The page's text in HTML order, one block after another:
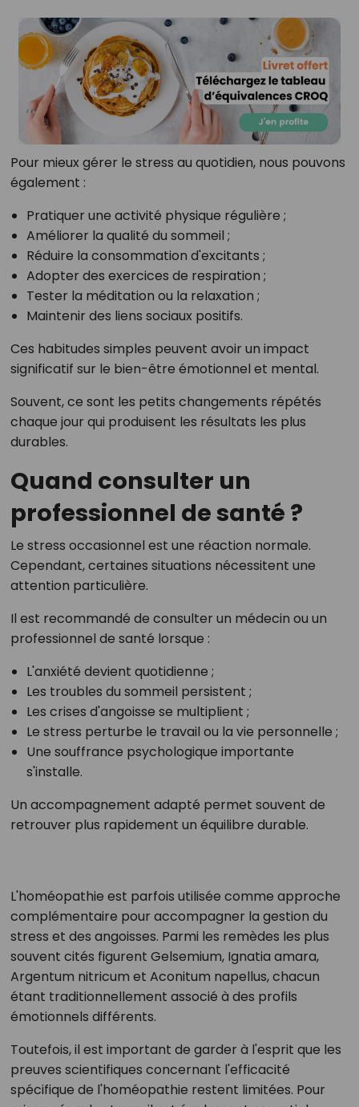
Pour mieux gérer le stress au quotidien, nous pouvons
également :
Pratiquer une activité physique régulière ;
Améliorer la qualité du sommeil ;
Réduire la consommation d'excitants ;
Adopter des exercices de respiration ;
Tester la méditation ou la relaxation ;
Maintenir des liens sociaux positifs.
Ces habitudes simples peuvent avoir un impact
significatif sur le bien-être émotionnel et mental.
Souvent, ce sont les petits changements répétés
chaque jour qui produisent les résultats les plus
durables.
Quand consulter un
professionnel de santé ?
Le stress occasionnel est une réaction normale.
Cependant, certaines situations nécessitent une
attention particulière.
Il est recommandé de consulter un médecin ou un
professionnel de santé lorsque :
L'anxiété devient quotidienne ;
Les troubles du sommeil persistent ;
Les crises d'angoisse se multiplient ;
Le stress perturbe le travail ou la vie personnelle ;
Une souffrance psychologique importante
s'installe.
Un accompagnement adapté permet souvent de
retrouver plus rapidement un équilibre durable.
L'homéopathie est parfois utilisée comme approche
complémentaire pour accompagner la gestion du
stress et des angoisses. Parmi les remèdes les plus
souvent cités figurent Gelsemium, Ignatia amara,
Argentum nitricum et Aconitum napellus, chacun
étant traditionnellement associé à des profils
émotionnels différents.
Toutefois, il est important de garder à l'esprit que les
preuves scientifiques concernant l'efficacité
spécifique de l'homéopathie restent limitées. Pour